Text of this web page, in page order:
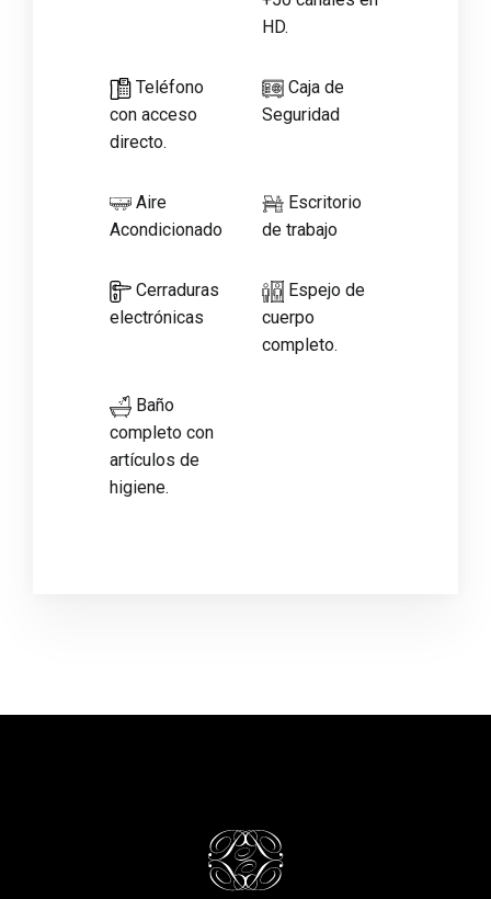
HD.
Teléfono
con acceso
directo.
Caja de
Seguridad
Aire
Acondicionado
Escritorio
de trabajo
Cerraduras
electrónicas
Espejo de
cuerpo
completo.
Baño
completo con
artículos de
higiene.